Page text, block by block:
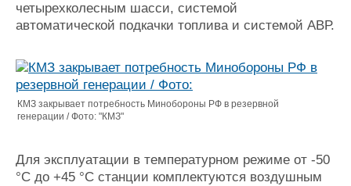
четырехколесным шасси, системой
автоматической подкачки топлива и системой АВР.
КМЗ закрывает потребность Минобороны РФ в резервной
генерации / Фото: "КМЗ"
Для эксплуатации в температурном режиме от -50
°С до +45 °С станции комплектуются воздушным